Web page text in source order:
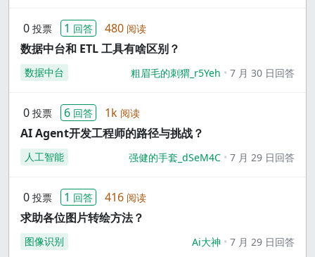
0 投票 1 回答 480 阅读
数据中台和 ETL 工具有啥区别？
数据中台 粗眉毛的刺猬_r5Yeh 7 月 30 日回答
0 投票 6 回答 1k 阅读
AI Agent开发工程师的路径与挑战？
人工智能 强健的手套_dSeM4C 7 月 29 日回答
0 投票 1 回答 416 阅读
求助各位图片转绘方法？
图像识别 Ai大神 7 月 29 日回答